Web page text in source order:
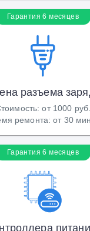
Гарантия 6 месяцев
разъема
:от 1000 руб.
ремонта:от 30
Гарантия 6 месяцев